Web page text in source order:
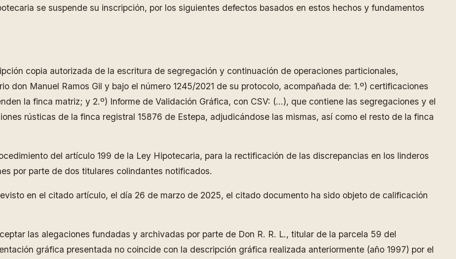
se suspende su inscripción, por los siguientes defectos basados en estos hechos y fundamentos
copia autorizada de la escritura de segregación y continuación de operaciones particionales,
don Manuel Ramos Gil y bajo el número 1245/2021 de su protocolo, acompañada de: 1.º) certificaciones
la finca matriz; y 2.º) Informe de Validación Gráfica, con CSV: (…), que contiene las segregaciones y el
rústicas de la finca registral 15876 de Estepa, adjudicándose las mismas, así como el resto de la finca
del artículo 199 de la Ley Hipotecaria, para la rectificación de las discrepancias en los linderos
por parte de dos titulares colindantes notificados.
en el citado artículo, el día 26 de marzo de 2025, el citado documento ha sido objeto de calificación
las alegaciones fundadas y archivadas por parte de Don R. R. L., titular de la parcela 59 del
gráfica presentada no coincide con la descripción gráfica realizada anteriormente (año 1997) por el